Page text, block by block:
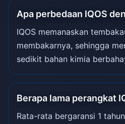
Apa perbedaan IQOS
IQOS memanaskan
membakarnya, sehingga
sedikit bahan kimia
Berapa lama perangkat
Rata-rata bergaransi 1